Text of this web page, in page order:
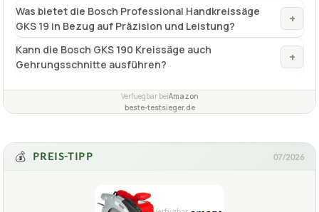
Was bietet die Bosch Professional Handkreissäge
GKS 19 in Bezug auf Präzision und Leistung?
+
Kann die Bosch GKS 190 Kreissäge auch
Gehrungsschnitte ausführen?
+
Verfuegbar beiAmazon
beste-testsieger.de
💰 PREIS-TIPP 07/2026